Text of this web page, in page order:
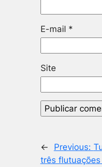
E-mail *
Site
← Previous:
três